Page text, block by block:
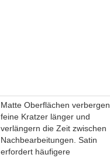
Matte Oberflächen verbergen
feine Kratzer länger und
verlängern die Zeit zwischen
Nachbearbeitungen. Satin
erfordert häufigere